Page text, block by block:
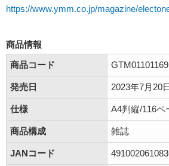
https://www.ymm.co.jp/magazine/
商品情報
商品コード
GTM01101169
発売日 2023年7月20
仕様 A4判縦/116ペ
商品構成 雑誌
JANコード